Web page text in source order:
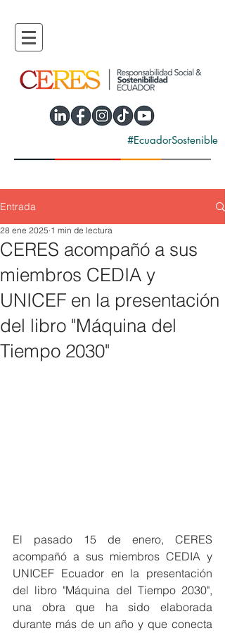
#EcuadorSostenible
Entrada
CERES acompañó a sus
miembros CEDIA y
UNICEF en la presentación
del libro "Máquina del
Tiempo 2030"
28 ene 2025 1 min de lectura
El pasado 15 de enero, CERES
acompañó a sus miembros CEDIA y
UNICEF Ecuador en la presentación
del libro "Máquina del Tiempo 2030",
una obra que ha sido elaborada
durante más de un año y que conecta